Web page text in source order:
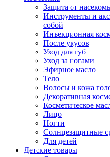
Защита от
Инструменты и
собой
Инъекционная
После укусов
Уход для губ
Уход за ногами
Эфирное масло
Тело
Волосы и кожа
Декоративная
Косметическое
Лицо
Ногти
Солнцезащитные
Для детей
Детские товары